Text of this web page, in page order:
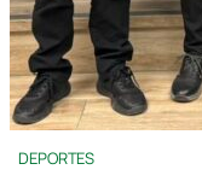
DEPORTES